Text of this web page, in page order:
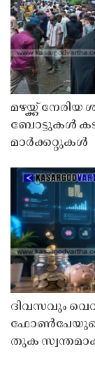
മഴയ്ക്ക്
ബോട്ടുകൾ
മാർക്കറ്റുകൾ
ദിവസവും
ഫോൺപേയുടെ
തുക